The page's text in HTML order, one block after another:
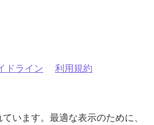
ドライン 利用規約
います。最適な表示のために、